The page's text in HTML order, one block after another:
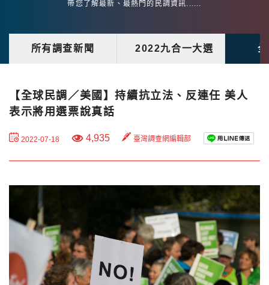
帶您了解最新、最熱門的民調資訊......
所有調查新聞 2022九合一大選
【全球民調／美國】持續抗立法、反連任 美人
表示將用選票說真話
2022-07-18 4,935 臺灣調查網編輯部